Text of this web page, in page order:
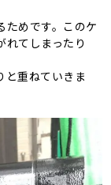
ためです。このケ
れてしまったり
と重ねていきま